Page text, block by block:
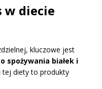
w diecie
kluczowe jest
spożywania białek i
tej diety to produkty